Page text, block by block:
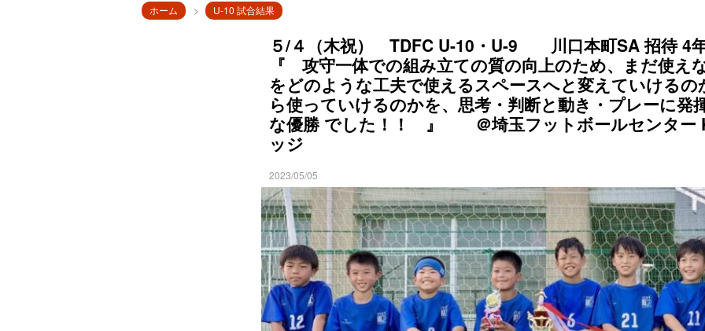
ホーム U-10 試合結果
５/４（木祝） TDFC U-10・U-9 川口本町SA 招待 4
『 攻守一体での組み立ての質の向上のため、まだ使え
をどのような工夫で使えるスペースへと変えていけるの
ら使っていけるのかを、思考・判断と動き・プレーに発
な優勝 でした！！ 』 ＠埼玉フットボールセンター
ッジ
2023/05/05